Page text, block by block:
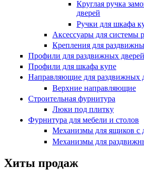
Круглая ручка
дверей
Ручки для шкафа
Аксессуары для системы
Крепления для
Профили для раздвижных дверей
Профили для шкафа купе
Направляющие для раздвижных
Верхние направляющие
Строительная фурнитура
Люки под плитку
Фурнитура для мебели и столов
Механизмы для ящиков с
Механизмы для
Хиты продаж